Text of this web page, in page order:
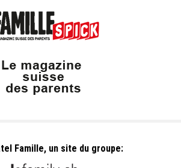
Famille, un site du groupe: